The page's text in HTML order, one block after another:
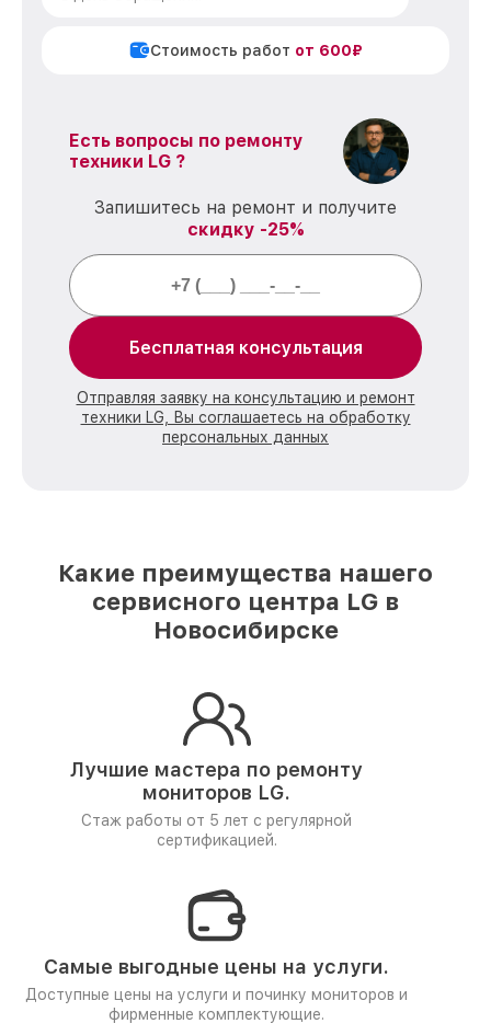
Стоимость работ от 600₽
Есть вопросы по ремонту
техники LG ?
Запишитесь на ремонт и получите
скидку -25%
Бесплатная консультация
Отправляя заявку на консультацию и ремонт
техники LG, Вы соглашаетесь на обработку
персональных данных
Какие преимущества нашего
сервисного центра LG в
Новосибирске
Лучшие мастера по ремонту
мониторов LG.
Стаж работы от 5 лет с регулярной
сертификацией.
Самые выгодные цены на услуги.
Доступные цены на услуги и починку мониторов и
фирменные комплектующие.